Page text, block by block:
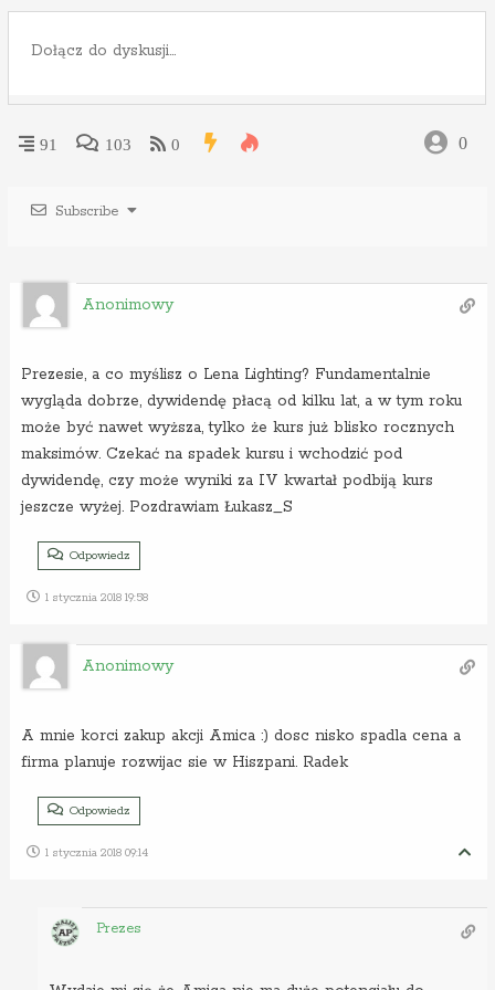
91 103 0 0
Subscribe
Anonimowy
Prezesie, a co myślisz o Lena Lighting? Fundamentalnie
wygląda dobrze, dywidendę płacą od kilku lat, a w tym roku
może być nawet wyższa, tylko że kurs już blisko rocznych
maksimów. Czekać na spadek kursu i wchodzić pod
dywidendę, czy może wyniki za IV kwartał podbiją kurs
jeszcze wyżej. Pozdrawiam Łukasz_S
Odpowiedz
1 stycznia 2018 19:58
Anonimowy
A mnie korci zakup akcji Amica :) dosc nisko spadla cena a
firma planuje rozwijac sie w Hiszpani. Radek
Odpowiedz
1 stycznia 2018 09:14
Prezes